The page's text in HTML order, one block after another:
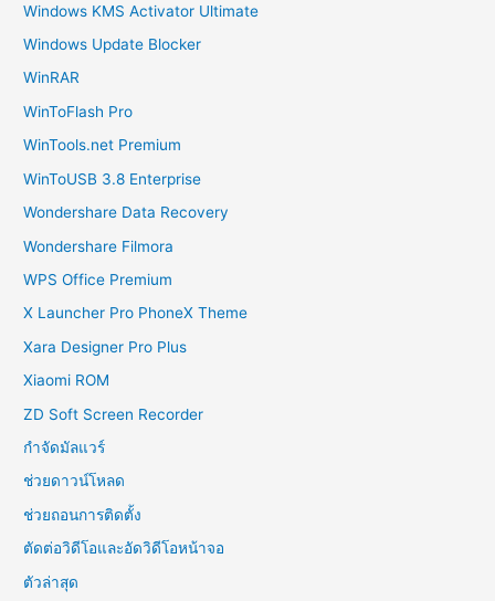
Windows KMS Activator Ultimate
Windows Update Blocker
WinRAR
WinToFlash Pro
WinTools.net Premium
WinToUSB 3.8 Enterprise
Wondershare Data Recovery
Wondershare Filmora
WPS Office Premium
X Launcher Pro PhoneX Theme
Xara Designer Pro Plus
Xiaomi ROM
ZD Soft Screen Recorder
กำจัดมัลแวร์
ช่วยดาวน์โหลด
ช่วยถอนการติดตั้ง
ตัดต่อวิดีโอและอัดวิดีโอหน้าจอ
ตัวล่าสุด